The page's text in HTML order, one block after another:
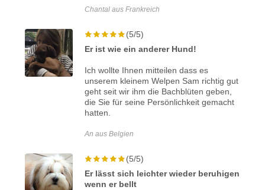
Chantal aus Frankreich
(5/5)
Er ist wie ein anderer Hund!
Ich wollte Ihnen mitteilen dass es
unserem kleinem Welpen Sam richtig gut
geht seit wir ihm die Bachblüten geben,
die Sie für seine Persönlichkeit gemacht
hatten.
An aus Belgien
(5/5)
Er lässt sich leichter wieder beruhigen
wenn er bellt